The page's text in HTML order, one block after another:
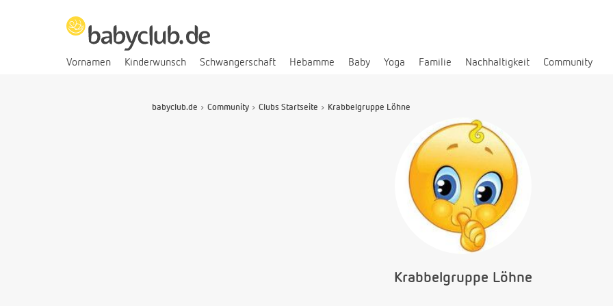
Vornamen Kinderwunsch Schwangerschaft Hebamme Baby Yoga Familie Nachhaltigkeit Community
babyclub.de Community Clubs Startseite Krabbelgruppe Löhne
Krabbelgruppe Löhne